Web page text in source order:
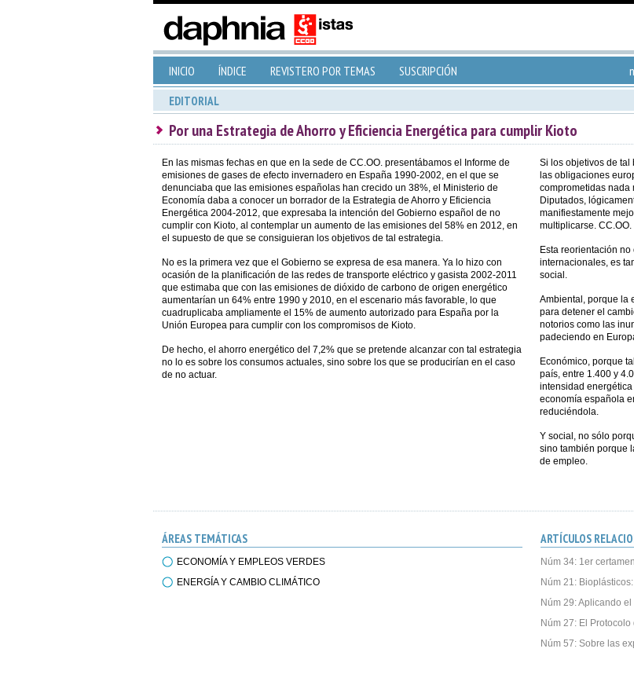
INICIO ÍNDICE REVISTERO POR TEMAS SUSCRIPCIÓN
EDITORIAL
Por una Estrategia de Ahorro y Eficiencia Energética para cumplir Kioto
En las mismas fechas en que en la sede de CC.OO. presentábamos el Informe de
emisiones de gases de efecto invernadero en España 1990-2002, en el que se
denunciaba que las emisiones españolas han crecido un 38%, el Ministerio de
Economía daba a conocer un borrador de la Estrategia de Ahorro y Eficiencia
Energética 2004-2012, que expresaba la intención del Gobierno español de no
cumplir con Kioto, al contemplar un aumento de las emisiones del 58% en 2012, en
el supuesto de que se consiguieran los objetivos de tal estrategia.
No es la primera vez que el Gobierno se expresa de esa manera. Ya lo hizo con
ocasión de la planificación de las redes de transporte eléctrico y gasista 2002-2011
que estimaba que con las emisiones de dióxido de carbono de origen energético
aumentarían un 64% entre 1990 y 2010, en el escenario más favorable, lo que
cuadruplicaba ampliamente el 15% de aumento autorizado para España por la
Unión Europea para cumplir con los compromisos de Kioto.
De hecho, el ahorro energético del 7,2% que se pretende alcanzar con tal estrategia
no lo es sobre los consumos actuales, sino sobre los que se producirían en el caso
de no actuar.
Si los objetivos de tal
las obligaciones
comprometidas nada
Diputados,
manifiestamente
multiplicarse.
Esta reorientación
internacionales, es
social.
Ambiental, porque la
para detener el
notorios como las
padeciendo en
Económico, porque
país, entre 1.400 y
intensidad
economía española
reduciéndola.
Y social, no sólo
sino también porque
de empleo.
ÁREAS TEMÁTICAS
ECONOMÍA Y EMPLEOS VERDES
ENERGÍA Y CAMBIO CLIMÁTICO
ARTÍCULOS
Núm 34: 1er
Núm 21:
Núm 29: Aplicando
Núm 27: El Protocolo
Núm 57: Sobre las